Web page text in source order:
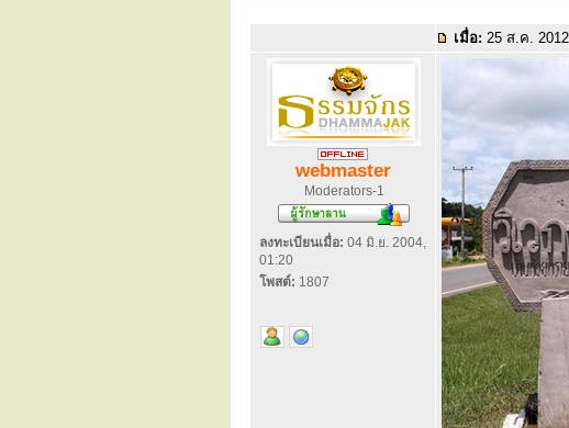
เมื่อ: 25 ส.ค.
webmaster
Moderators-1
ลงทะเบียนเมื่อ: 04 มิ.ย. 2004,
01:20
โพสต์: 1807